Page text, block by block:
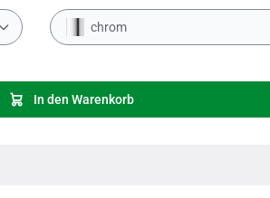
chrom
In den Warenkorb